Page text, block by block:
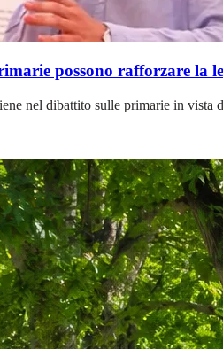
possono rafforzare la
nel dibattito sulle primarie in